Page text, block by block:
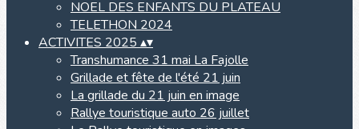
NOEL DES ENFANTS DU PLATEAU
TELETHON 2024
ACTIVITES 2025 ▴▾
Transhumance 31 mai La Fajolle
Grillade et fête de l'été 21 juin
La grillade du 21 juin en image
Rallye touristique auto 26 juillet